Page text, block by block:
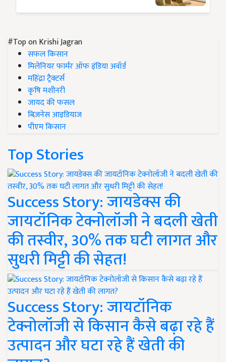
#Top on Krishi Jagran
सफल किसान
मिलेनियर फार्मर ऑफ इंडिया अवॉर्ड
महिंद्रा ट्रैक्टर्स
कृषि मशीनरी
जायद की फसल
बिज़नेस आइडियाज
पीएम किसान
Top Stories
Success Story: जायडेक्स की
जायटॉनिक टेक्नोलॉजी ने बदली खेती
की तस्वीर, 30% तक घटी लागत और
सुधरी मिट्टी की सेहत!
Success Story: जायटॉनिक
टेक्नोलॉजी से किसान कैसे बढ़ा रहे हैं
उत्पादन और घटा रहे हैं खेती की